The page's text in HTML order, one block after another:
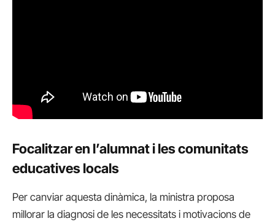
Focalitzar en l’alumnat i les comunitats
educatives locals
Per canviar aquesta dinàmica, la ministra proposa
millorar la diagnosi de les necessitats i motivacions de